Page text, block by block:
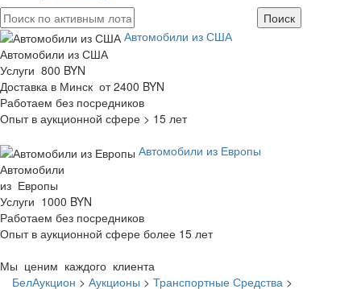
Автомобили из США
Автомобили из США
Услуги 800 BYN
Доставка в Минск от 2400 BYN
Работаем без посредников
Опыт в аукционной сфере > 15 лет
Автомобили из Европы
Автомобили
из Европы
Услуги 1000 BYN
Работаем без посредников
Опыт в аукционной сфере более 15 лет
Мы ценим каждого клиента
БелАукцион > Аукционы > Транспортные Средства >